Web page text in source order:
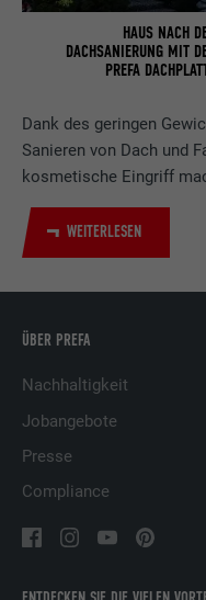
Dank des geringen
Sanieren von Dach und
kosmetische Eingriff
WEITERLESEN
HAUS NACH
DACHSANIERUNG MIT
PREFA
ÜBER PREFA
Nachhaltigkeit
Jobangebote
Presse
Compliance
Anbieter
Laufzeit 2 Jahre
Zweck
Name
Zweck